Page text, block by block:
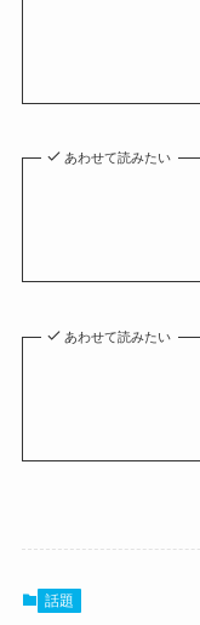
あわせて読みたい
あわせて読みたい
話題